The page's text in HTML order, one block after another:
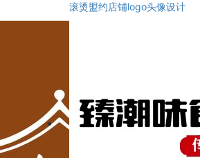
滚烫盟约店铺logo头像设计